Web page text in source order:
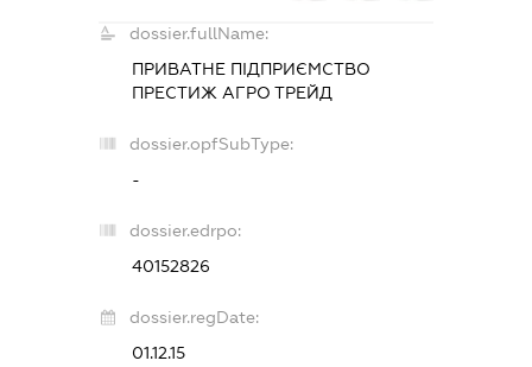
dossier.fullName:
ПРИВАТНЕ ПІДПРИЄМСТВО
ПРЕСТИЖ АГРО ТРЕЙД
dossier.opfSubType:
-
dossier.edrpo:
40152826
dossier.regDate:
01.12.15